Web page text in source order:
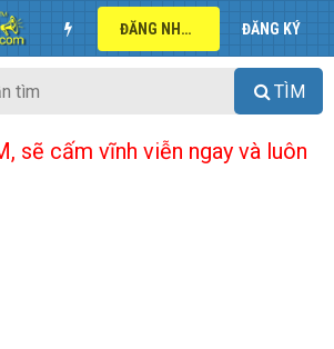
ĐĂNG NHẬP ĐĂNG KÝ
TÌM
sẽ cấm vĩnh viễn ngay và luôn